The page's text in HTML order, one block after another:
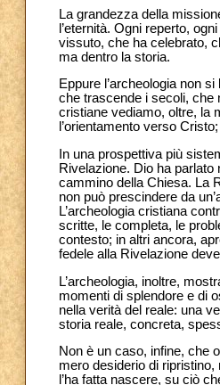
La grandezza della
l’eternità. Ogni reperto,
vissuto, che ha celebrato,
ma dentro la storia.
Eppure l’archeologia non
che trascende i secoli, che
cristiane vediamo, oltre, la
l’orientamento verso
In una prospettiva più
Rivelazione. Dio ha
cammino della Chiesa. La
non può prescindere da
L’archeologia cristiana
scritte, le completa, le
contesto; in altri ancora,
fedele alla Rivelazione
L’archeologia, inoltre,
momenti di splendore e di
nella verità del reale: una
storia reale, concreta,
Non è un caso, infine, che
mero desiderio di
l’ha fatta nascere, su ciò